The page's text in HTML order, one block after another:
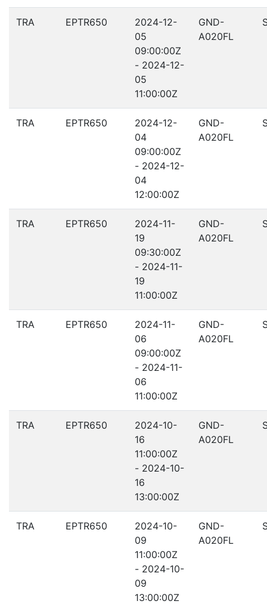
TRA EPTR650
2024-12-
05
09:00:00Z
- 2024-12-
05
11:00:00Z
GND-
A020FL
TRA EPTR650
2024-12-
04
09:00:00Z
- 2024-12-
04
12:00:00Z
GND-
A020FL
TRA EPTR650
2024-11-
19
09:30:00Z
- 2024-11-
19
11:00:00Z
GND-
A020FL
TRA EPTR650
2024-11-
06
09:00:00Z
- 2024-11-
06
11:00:00Z
GND-
A020FL
TRA EPTR650
2024-10-
16
11:00:00Z
- 2024-10-
16
13:00:00Z
GND-
A020FL
TRA EPTR650
2024-10-
09
11:00:00Z
- 2024-10-
09
13:00:00Z
GND-
A020FL